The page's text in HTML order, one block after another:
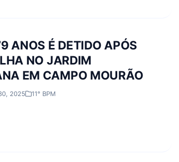
ANOS É DETIDO APÓS
NO JARDIM
EM CAMPO MOURÃO
2025 11° BPM